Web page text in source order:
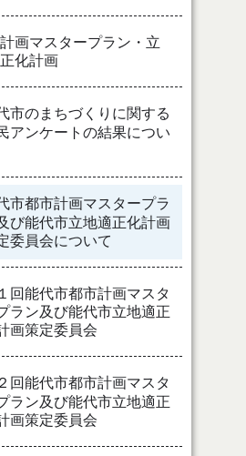
画マスタープラン・立
化計画
市のまちづくりに関する
アンケートの結果につい
市都市計画マスタープラ
び能代市立地適正化計画
委員会について
回能代市都市計画マスタ
ラン及び能代市立地適正
画策定委員会
回能代市都市計画マスタ
ラン及び能代市立地適正
画策定委員会